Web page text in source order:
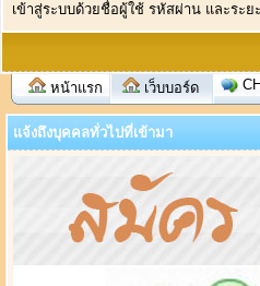
เข้าสู่ระบบด้วยชื่อผู้ใช้ รหัสผ่าน และระย
หน้าแรก เว็บบอร์ด
แจ้งถึงบุคคลทั่วไปที่เข้ามา